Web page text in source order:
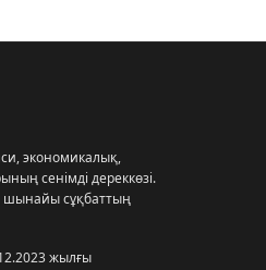
экономикалық,
сенімді дереккөзі.
шынайы сұқбаттың
жылғы